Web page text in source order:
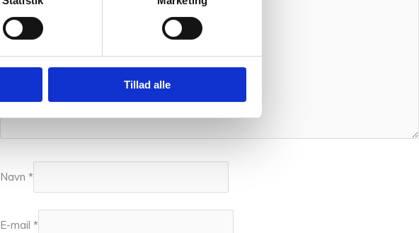
Tillad alle
Navn *
E-mail *